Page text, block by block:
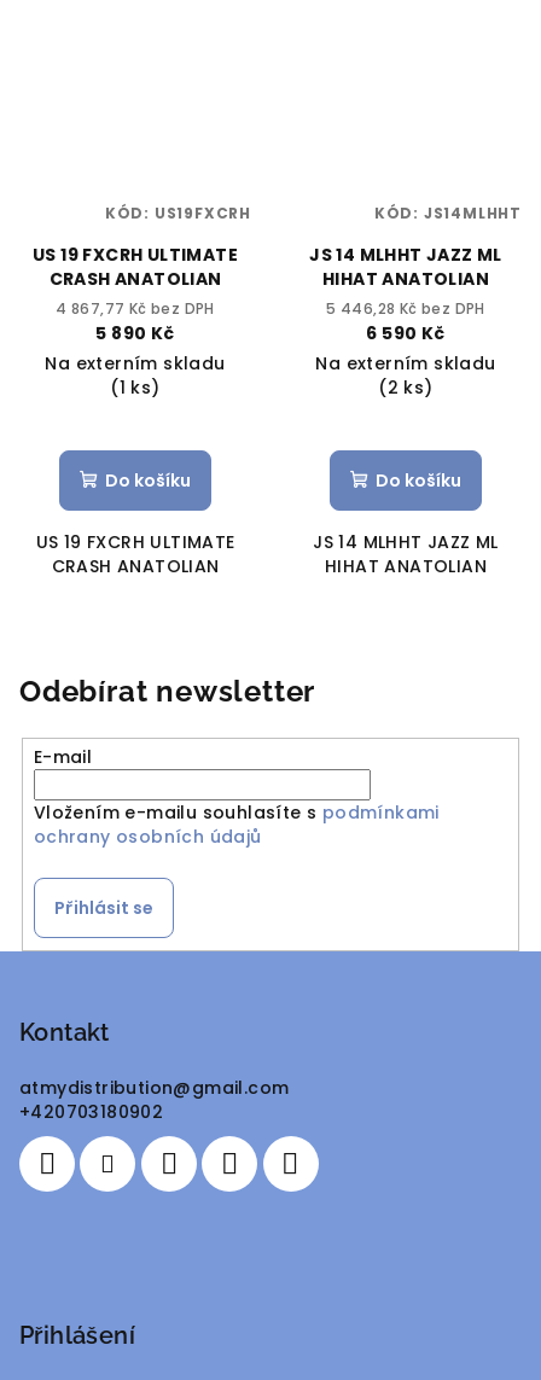
US 19 FXCRH ULTIMATE
CRASH ANATOLIAN
4 867,77 Kč bez DPH
5 890 Kč
Na externím skladu
(1 ks)
Do košíku
US 19 FXCRH ULTIMATE
CRASH ANATOLIAN
KÓD: US19FXCRH
JS 14 MLHHT JAZZ ML
HIHAT ANATOLIAN
5 446,28 Kč bez DPH
6 590 Kč
Na externím skladu
(2 ks)
Do košíku
JS 14 MLHHT JAZZ ML
HIHAT ANATOLIAN
KÓD: JS14MLHHT
Odebírat newsletter
E-mail
Vložením e-mailu souhlasíte s podmínkami
ochrany osobních údajů
Přihlásit se
Kontakt
atmydistribution@gmail.com
+420703180902
Přihlášení